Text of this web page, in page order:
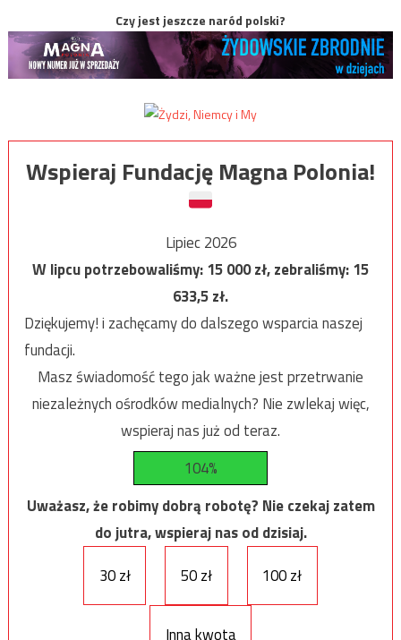
Czy jest jeszcze naród polski?
Wspieraj Fundację Magna Polonia!
Lipiec 2026
W lipcu potrzebowaliśmy:15 000zł, zebraliśmy:15
633,5zł.
Dziękujemy! i zachęcamy do dalszego wsparcia naszej
fundacji.
Masz świadomość tego jak ważne jest przetrwanie
niezależnych ośrodków medialnych? Nie zwlekaj więc,
wspieraj nas już od teraz.
104%
Uważasz, że robimy dobrą robotę? Nie czekaj zatem
do jutra, wspieraj nas od dzisiaj.
30 zł
50 zł 100 zł
Inna kwota